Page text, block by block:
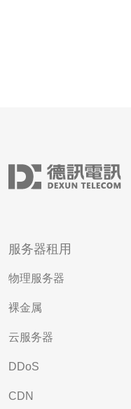
服务器租用
物理服务器
裸金属
云服务器
DDoS
CDN